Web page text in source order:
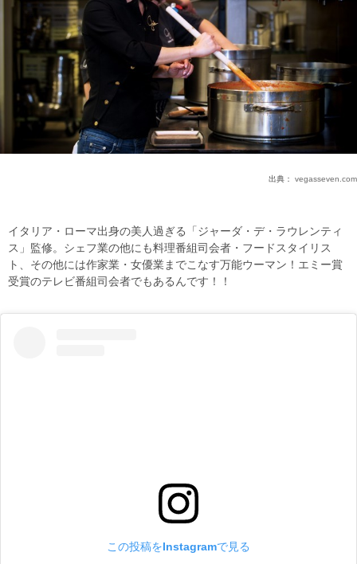
出典： vegasseven.com
イタリア・ローマ出身の美人過ぎる「ジャーダ・デ・ラウレンティ
ス」監修。シェフ業の他にも料理番組司会者・フードスタイリス
ト、その他には作家業・女優業までこなす万能ウーマン！エミー賞
受賞のテレビ番組司会者でもあるんです！！
この投稿をInstagramで見る